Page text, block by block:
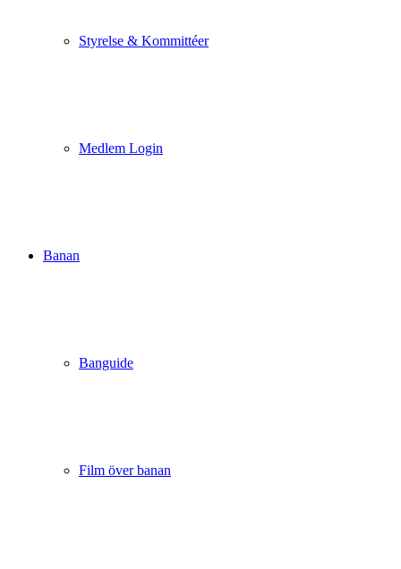
Styrelse & Kommittéer
Medlem Login
Banan
Banguide
Film över banan